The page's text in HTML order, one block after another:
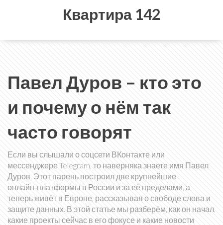
Квартира 142
Павел Дуров – кто это
и почему о нём так
часто говорят
Если вы слышали о соцсети ВКонтакте или
мессенджере Telegram, то наверняка знаете имя Павел
Дуров. Этот парень построил две крупнейшие
онлайн‑платформы в России и за её пределами, а
теперь живёт в Европе, рассказывая о свободе слова и
защите данных. В этой статье мы разберём, как он начал,
какие проекты сейчас в его фокусе и какие новости